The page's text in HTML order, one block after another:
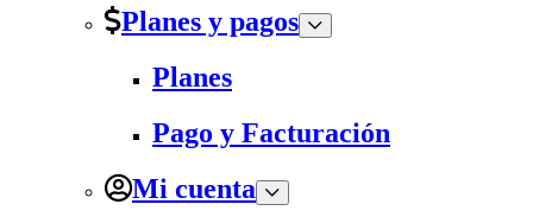
Planes y pagos
Planes
Pago y Facturación
Mi cuenta